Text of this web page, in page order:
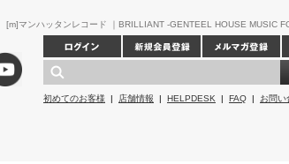
[m]マンハッタンレコード ｜BRILLIANT -GENTEEL HOUSE MUSIC
初めてのお客様 | 店舗情報 | HELPDESK | FAQ | お問い